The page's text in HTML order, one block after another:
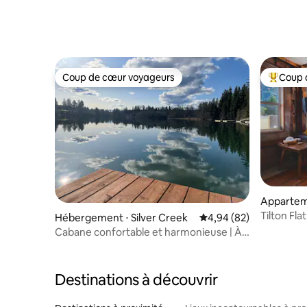
Coup de cœur voyageurs
Coup de cœur voyageurs
Hébergement ⋅ Silver Creek Évaluation moyenne
4,94 (82)
Cabane confortable et harmonieuse | À
Coups
Coup
Tilton Flat
Destinations à découvrir